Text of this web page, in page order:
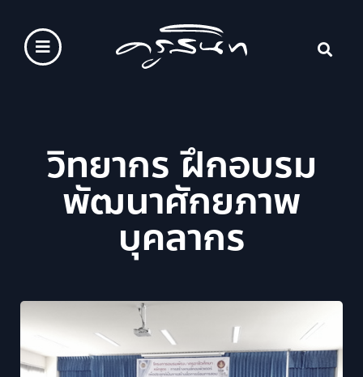
วิทยากร ฝึกอบรม
พัฒนาศักยภาพ
บุคลากร